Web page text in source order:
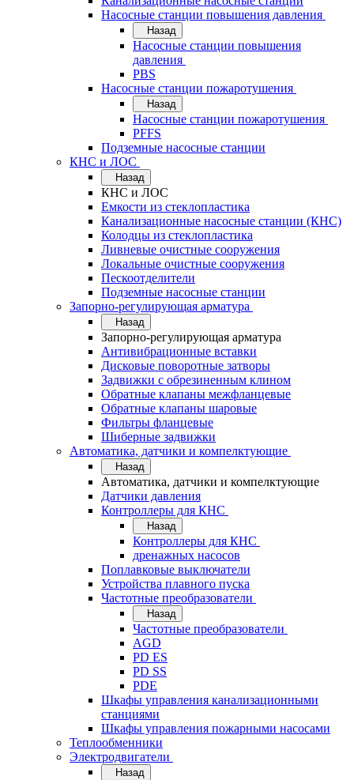
Насосные станции повышения давления
Назад
Насосные станции повышения
давления
PBS
Насосные станции пожаротушения
Назад
Насосные станции пожаротушения
PFFS
Подземные насосные станции
КНС и ЛОС
Назад
КНС и ЛОС
Емкости из стеклопластика
Канализационные насосные станции (КНС)
Колодцы из стеклопластика
Ливневые очистные сооружения
Локальные очистные сооружения
Пескоотделители
Подземные насосные станции
Запорно-регулирующая арматура
Назад
Запорно-регулирующая арматура
Антивибрационные вставки
Дисковые поворотные затворы
Задвижки с обрезиненным клином
Обратные клапаны межфланцевые
Обратные клапаны шаровые
Фильтры фланцевые
Шиберные задвижки
Автоматика, датчики и компелктующие
Назад
Автоматика, датчики и компелктующие
Датчики давления
Контроллеры для КНС
Назад
Контроллеры для КНС
дренажных насосов
Поплавковые выключатели
Устройства плавного пуска
Частотные преобразователи
Назад
Частотные преобразователи
AGD
PD ES
PD SS
PDE
Шкафы управления канализационными
станциями
Шкафы управления пожарными насосами
Теплообменники
Электродвигатели
Назад